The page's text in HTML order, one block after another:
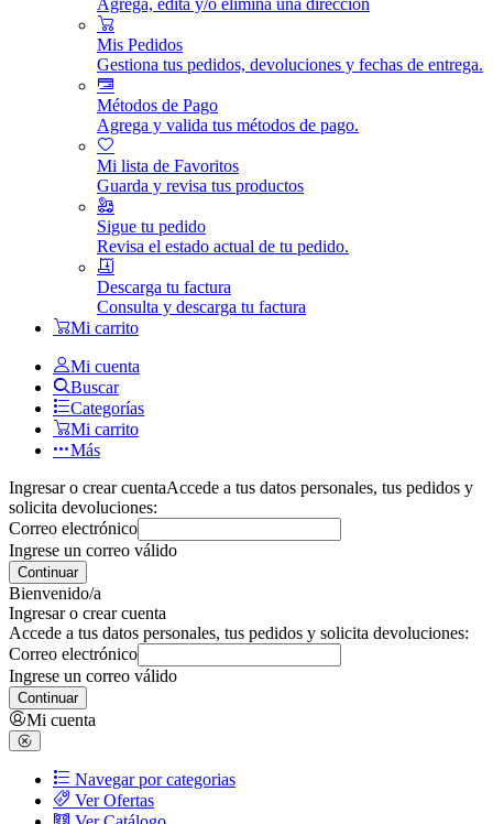
Mis Pedidos
Gestiona tus pedidos, devoluciones y fechas de entrega.
Métodos de Pago
Agrega y valida tus métodos de pago.
Mi lista de Favoritos
Guarda y revisa tus productos
Sigue tu pedido
Revisa el estado actual de tu pedido.
Descarga tu factura
Consulta y descarga tu factura
Mi carrito
Mi cuenta
Buscar
Categorías
Mi carrito
Más
Ingresar o crear cuentaAccede a tus datos personales, tus pedidos y
solicita devoluciones:
Correo electrónico
Ingrese un correo válido
Continuar
Bienvenido/a
Ingresar o crear cuenta
Accede a tus datos personales, tus pedidos y solicita devoluciones:
Correo electrónico
Ingrese un correo válido
Continuar
Mi cuenta
Navegar por categorias
Ver Ofertas